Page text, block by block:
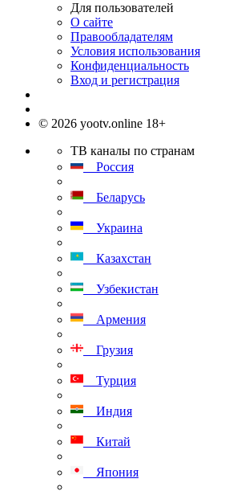
Для пользователей
О сайте
Правообладателям
Условия использования
Конфиденциальность
Вход и регистрация
© 2026 yootv.online 18+
ТВ каналы по странам
Россия
Беларусь
Украина
Казахстан
Узбекистан
Армения
Грузия
Турция
Индия
Китай
Япония